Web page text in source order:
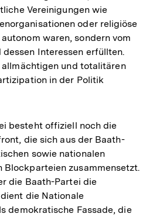
Vereinigungen wie
oder religiöse
waren, sondern vom
Interessen erfüllten.
und totalitären
in der Politik
besteht offiziell noch die
die sich aus der Baath-
sowie nationalen
Blockparteien zusammensetzt.
die Baath-Partei die
die Nationale
demokratische Fassade, die